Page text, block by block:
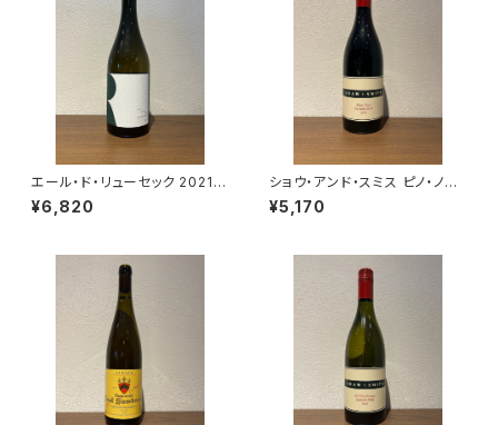
エール・ド・リューセック 2021
シャトー・リューセック 白ワイン
ボルドー 750ml
¥6,820
ショウ・アンド・スミス ピノ・ノワ
ール 2022 赤ワイン オーストラ
リア アデレード・ヒルズ 750ml
¥5,170